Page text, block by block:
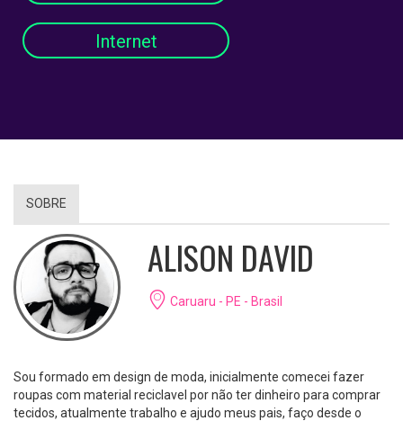
Internet
SOBRE
ALISON DAVID
Caruaru - PE - Brasil
Sou formado em design de moda, inicialmente comecei fazer
roupas com material reciclavel por não ter dinheiro para comprar
tecidos, atualmente trabalho e ajudo meus pais, faço desde o